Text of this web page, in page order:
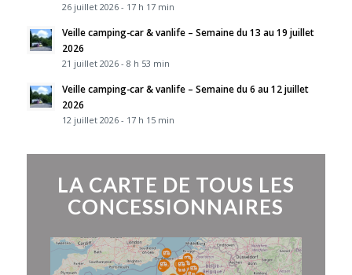
26 juillet 2026 - 17 h 17 min
Veille camping-car & vanlife – Semaine du 13 au 19 juillet
2026
21 juillet 2026 - 8 h 53 min
Veille camping-car & vanlife – Semaine du 6 au 12 juillet
2026
12 juillet 2026 - 17 h 15 min
LA CARTE DE TOUS LES
CONCESSIONNAIRES